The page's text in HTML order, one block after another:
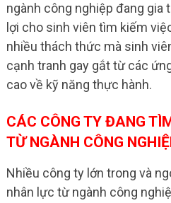
ngành công nghiệp đang gia
lợi cho sinh viên tìm kiếm
nhiều thách thức mà sinh
cạnh tranh gay gắt từ các
cao về kỹ năng thực hành.
CÁC CÔNG TY ĐANG
TỪ NGÀNH CÔNG
Nhiều công ty lớn trong và
nhân lực từ ngành công